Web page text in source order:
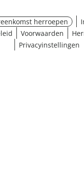
herroepen
Voorwaarden
Privacyinstellingen